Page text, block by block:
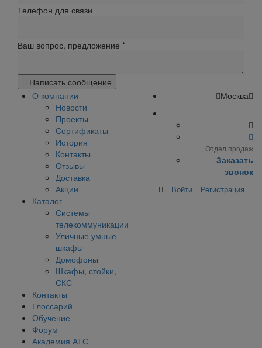
Телефон для связи
Ваш вопрос, предложение *
Написать сообщение
О компании
Новости
Проекты
Сертификаты
История
Контакты
Отзывы
Доставка
Акции
Каталог
Системы
телекоммуникации
Уличные умные
шкафы
Домофоны
Шкафы, стойки,
СКС
Контакты
Глоссарий
Обучение
Форум
Академия АТС
Москва
Отдел продаж
Заказать
звонок
Войти Регистрация